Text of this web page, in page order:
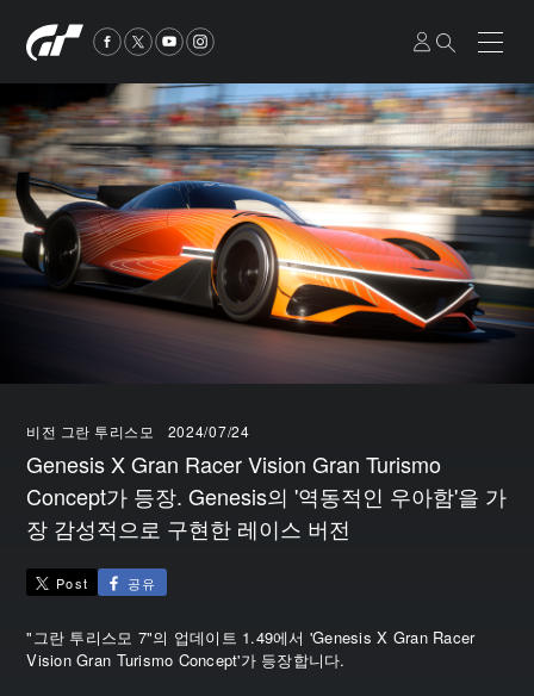
비전 그란 투리스모 2024/07/24
Genesis X Gran Racer Vision Gran Turismo
Concept가 등장. Genesis의 '역동적인 우아함'을 가
장 감성적으로 구현한 레이스 버전
Post 공유
"그란 투리스모 7"의 업데이트 1.49에서 'Genesis X Gran Racer
Vision Gran Turismo Concept'가 등장합니다.